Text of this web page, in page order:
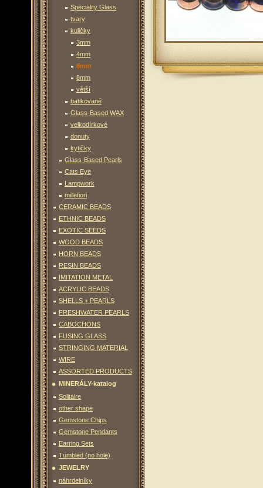
Speciality Glass
tvary
kuličky
3mm
4mm
6mm
8mm
větší
batikované
Glass-Based WAX
velkodírkové
donuty
kytičky
Glass-Based Pearls
Cats Eye
Lampwork
millefiori
CERAMIC BEADS
ETHNIC BEADS
EXOTIC SEEDS
WOOD BEADS
HORN BEADS
RESIN BEADS
IMITATION METAL
ACRYLIC BEADS
SHELLS + PEARLS
FRESHWATER PEARLS
CABOCHONS
FUSING GLASS
STRINGING MATERIAL
WIRE
ASSORTED PRODUCTS
MINERÁLY-katalog
Solitaire
other shape
Gemstone Chips
Gemstone Pendants
Earring Sets
Tumbled (no hole)
JEWELRY
náhrdelníky